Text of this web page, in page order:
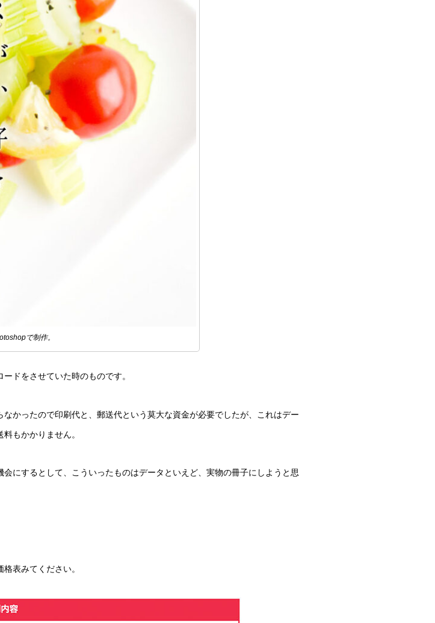
で制作。
ードをさせていた時のものです。
かったので印刷代と、郵送代という莫大な資金が必要でしたが、これはデー
もかかりません。
にするとして、こういったものはデータといえど、実物の冊子にしようと思
表みてください。